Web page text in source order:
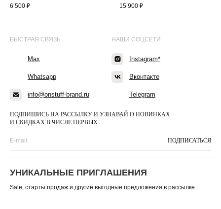
6 500 ₽
15 900 ₽
ПОДПИШИСЬ НА РАССЫЛКУ И УЗНАВАЙ О НОВИНКАХ
И СКИДКАХ В ЧИСЛЕ ПЕРВЫХ
ПОДПИСАТЬСЯ
в соответствии сполитикой конфиденциальности
БЫСТРАЯ СВЯЗЬ
Max
Whatsapp
info@onstuff-brand.ru
НАШИ СОЦСЕТИ
Instagram*
Вконтакте
Telegram
ИП Цховребова Ольга
УНИКАЛЬНЫЕ ПРИГЛАШЕНИЯ
Sale, старты продаж и другие выгодные предложения в рассылке